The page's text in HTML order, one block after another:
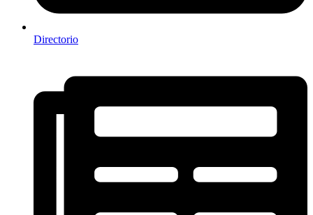
Directorio